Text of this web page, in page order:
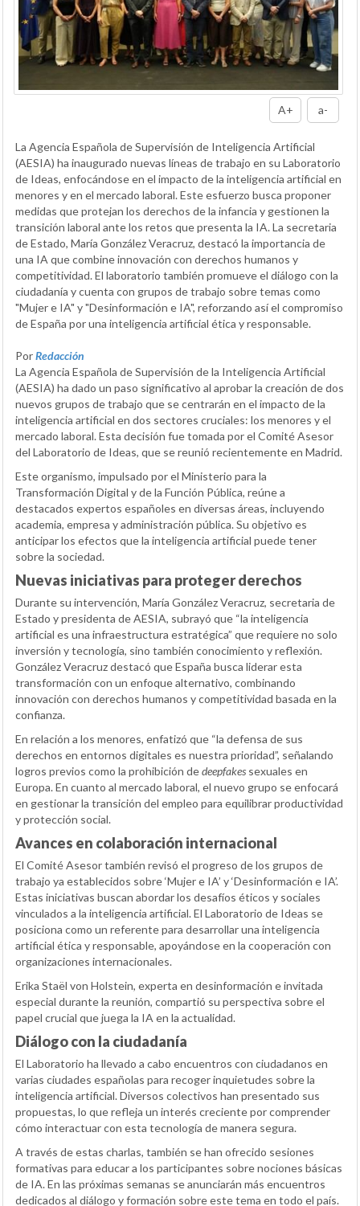
A+ a-
La Agencia Española de Supervisión de Inteligencia Artificial
(AESIA) ha inaugurado nuevas líneas de trabajo en su Laboratorio
de Ideas, enfocándose en el impacto de la inteligencia artificial en
menores y en el mercado laboral. Este esfuerzo busca proponer
medidas que protejan los derechos de la infancia y gestionen la
transición laboral ante los retos que presenta la IA. La secretaria
de Estado, María González Veracruz, destacó la importancia de
una IA que combine innovación con derechos humanos y
competitividad. El laboratorio también promueve el diálogo con la
ciudadanía y cuenta con grupos de trabajo sobre temas como
"Mujer e IA" y "Desinformación e IA", reforzando así el compromiso
de España por una inteligencia artificial ética y responsable.
PorRedacción
La Agencia Española de Supervisión de la Inteligencia Artificial
(AESIA) ha dado un paso significativo al aprobar la creación de dos
nuevos grupos de trabajo que se centrarán en el impacto de la
inteligencia artificial en dos sectores cruciales: los menores y el
mercado laboral. Esta decisión fue tomada por el Comité Asesor
del Laboratorio de Ideas, que se reunió recientemente en Madrid.
Este organismo, impulsado por el Ministerio para la
Transformación Digital y de la Función Pública, reúne a
destacados expertos españoles en diversas áreas, incluyendo
academia, empresa y administración pública. Su objetivo es
anticipar los efectos que la inteligencia artificial puede tener
sobre la sociedad.
Nuevas iniciativas para proteger derechos
Durante su intervención, María González Veracruz, secretaria de
Estado y presidenta de AESIA, subrayó que “la inteligencia
artificial es una infraestructura estratégica” que requiere no solo
inversión y tecnología, sino también conocimiento y reflexión.
González Veracruz destacó que España busca liderar esta
transformación con un enfoque alternativo, combinando
innovación con derechos humanos y competitividad basada en la
confianza.
En relación a los menores, enfatizó que “la defensa de sus
derechos en entornos digitales es nuestra prioridad”, señalando
logros previos como la prohibición dedeepfakes sexuales en
Europa. En cuanto al mercado laboral, el nuevo grupo se enfocará
en gestionar la transición del empleo para equilibrar productividad
y protección social.
Avances en colaboración internacional
El Comité Asesor también revisó el progreso de los grupos de
trabajo ya establecidos sobre ‘Mujer e IA’ y ‘Desinformación e IA’.
Estas iniciativas buscan abordar los desafíos éticos y sociales
vinculados a la inteligencia artificial. El Laboratorio de Ideas se
posiciona como un referente para desarrollar una inteligencia
artificial ética y responsable, apoyándose en la cooperación con
organizaciones internacionales.
Erika Staël von Holstein, experta en desinformación e invitada
especial durante la reunión, compartió su perspectiva sobre el
papel crucial que juega la IA en la actualidad.
Diálogo con la ciudadanía
El Laboratorio ha llevado a cabo encuentros con ciudadanos en
varias ciudades españolas para recoger inquietudes sobre la
inteligencia artificial. Diversos colectivos han presentado sus
propuestas, lo que refleja un interés creciente por comprender
cómo interactuar con esta tecnología de manera segura.
A través de estas charlas, también se han ofrecido sesiones
formativas para educar a los participantes sobre nociones básicas
de IA. En las próximas semanas se anunciarán más encuentros
dedicados al diálogo y formación sobre este tema en todo el país.